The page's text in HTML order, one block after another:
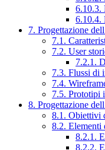
6.10.3.
6.10.4.
7. Progettazione
7.1.
7.2. User
7.2.1.
7.3. Flussi di
7.4.
7.5. Prototipi
8. Progettazione
8.1. Obiettivi
8.2. Elementi
8.2.1.
8.2.2.